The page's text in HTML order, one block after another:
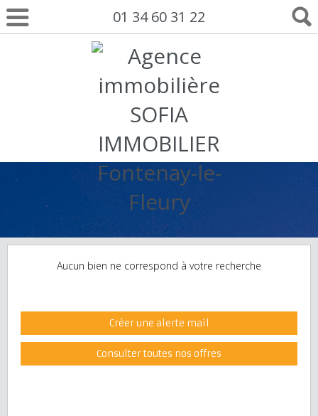
01 34 60 31 22
Aucun bien ne correspond à votre recherche
Créer une alerte mail
Consulter toutes nos offres